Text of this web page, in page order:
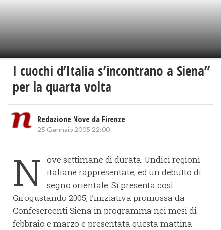
I cuochi d’Italia s’incontrano a Siena”
per la quarta volta
Redazione Nove da Firenze
25 Gennaio 2005 22:00
N ove settimane di durata. Undici regioni
italiane rappresentate, ed un debutto di
segno orientale. Si presenta così
Girogustando 2005, l’iniziativa promossa da
Confesercenti Siena in programma nei mesi di
febbraio e marzo e presentata questa mattina